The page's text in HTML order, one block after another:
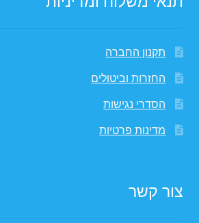
תקנון החברה
החזרות וביטולים
הסדרי נגישות
מדינות פרטיות
צור קשר